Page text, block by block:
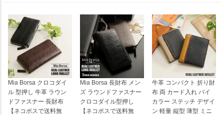
Mia Borsa クロコダイ
ル 型押し 牛革 ラウン
ドファスナー 長財布
【ネコポスで送料無
Mia Borsa 長財布 メン
ズ ラウンドファスナー
クロコダイル型押し
【ネコポスで送料無
牛革 コンパクト 折り財
布 両 カード入れ バイ
カラー ステッチ デザイ
ン 軽量 縦型 薄型 ミニ